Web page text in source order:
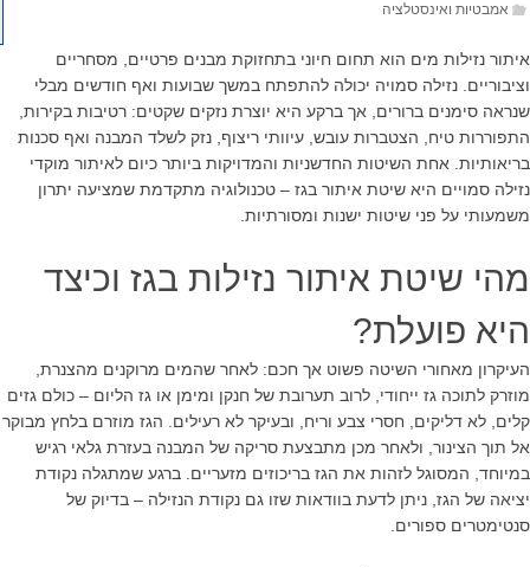
אמבטיות ואינסטלציה
איתור נזילות מים הוא תחום חיוני בתחזוקת מבנים פרטיים, מסחריים
וציבוריים. נזילה סמויה יכולה להתפתח במשך שבועות ואף חודשים מבלי
שנראה סימנים ברורים, אך ברקע היא יוצרת נזקים שקטים: רטיבות בקירות,
התפוררות טיח, הצטברות עובש, עיוותי ריצוף, נזק לשלד המבנה ואף סכנות
בריאותיות. אחת השיטות החדשניות והמדויקות ביותר כיום לאיתור מוקדי
נזילה סמויים היא שיטת איתור בגז – טכנולוגיה מתקדמת שמציעה יתרון
משמעותי על פני שיטות ישנות ומסורתיות.
מהי שיטת איתור נזילות בגז וכיצד
היא פועלת?
העיקרון מאחורי השיטה פשוט אך חכם: לאחר שהמים מרוקנים מהצנרת,
מוזרק לתוכה גז ייחודי, לרוב תערובת של חנקן ומימן או גז הליום – כולם גזים
קלים, לא דליקים, חסרי צבע וריח, ובעיקר לא רעילים. הגז מוזרם בלחץ מבוקר
אל תוך הצינור, ולאחר מכן מתבצעת סריקה של המבנה בעזרת גלאי רגיש
במיוחד, המסוגל לזהות את הגז בריכוזים מזעריים. ברגע שמתגלה נקודת
יציאה של הגז, ניתן לדעת בוודאות שזו גם נקודת הנזילה – בדיוק של
סנטימטרים ספורים.